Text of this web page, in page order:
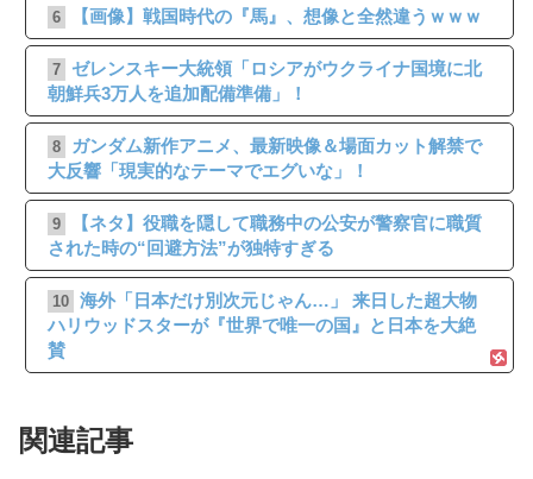
6 【画像】戦国時代の『馬』、想像と全然違うｗｗｗ
7
ゼレンスキー大統領「ロシアがウクライナ国境に北
朝鮮兵3万人を追加配備準備」！
8
ガンダム新作アニメ、最新映像＆場面カット解禁で
大反響「現実的なテーマでエグいな」！
9
【ネタ】役職を隠して職務中の公安が警察官に職質
された時の“回避方法”が独特すぎる
10 海外「日本だけ別次元じゃん…」 来日した超大物
ハリウッドスターが『世界で唯一の国』と日本を大絶
賛
関連記事